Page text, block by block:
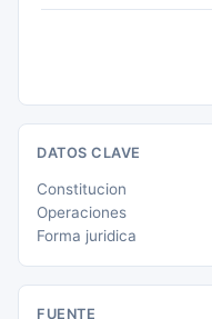
DATOS CLAVE
Constitucion
Operaciones
Forma juridica
FUENTE